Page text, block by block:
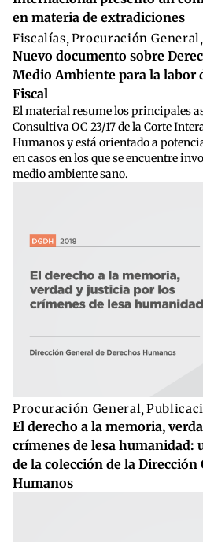
en materia de extradiciones
Fiscalías, Procuración General,
Nuevo documento sobre
Medio Ambiente para la labor
Fiscal
El material resume los principales
Consultiva OC-23/17 de la Corte
Humanos y está orientado a
en casos en los que se encuentre
medio ambiente sano.
Procuración General,
El derecho a la memoria,
crímenes de lesa humanidad:
de la colección de la Dirección
Humanos